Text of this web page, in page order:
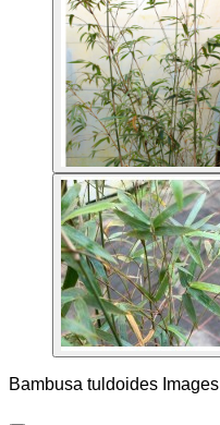
Bambusa tuldoides Images